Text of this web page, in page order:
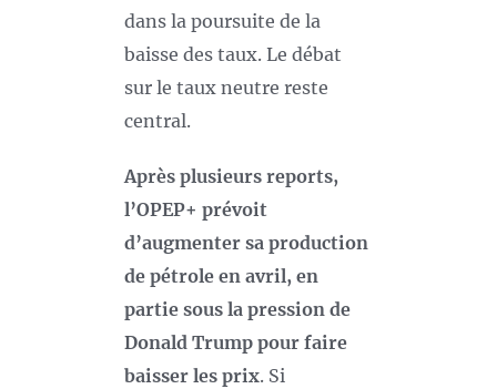
dans la poursuite de la
baisse des taux. Le débat
sur le taux neutre reste
central.
Après plusieurs reports,
l’OPEP+ prévoit
d’augmenter sa production
de pétrole en avril, en
partie sous la pression de
Donald Trump pour faire
baisser les prix. Si